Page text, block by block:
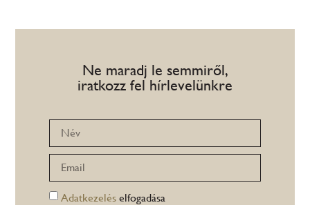
Ne maradj le semmiről,
iratkozz fel hírlevelünkre
Adatkezeléselfogadása